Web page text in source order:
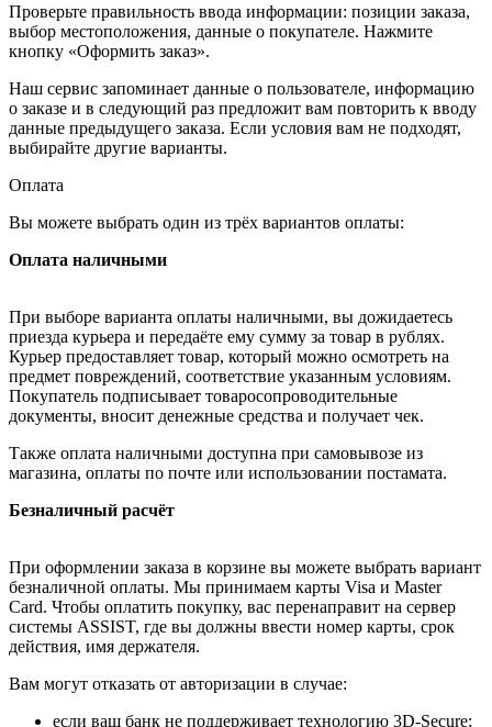
Проверьте правильность ввода информации: позиции заказа,
выбор местоположения, данные о покупателе. Нажмите
кнопку «Оформить заказ».
Наш сервис запоминает данные о пользователе, информацию
о заказе и в следующий раз предложит вам повторить к вводу
данные предыдущего заказа. Если условия вам не подходят,
выбирайте другие варианты.
Оплата
Вы можете выбрать один из трёх вариантов оплаты:
Оплата наличными
При выборе варианта оплаты наличными, вы дожидаетесь
приезда курьера и передаёте ему сумму за товар в рублях.
Курьер предоставляет товар, который можно осмотреть на
предмет повреждений, соответствие указанным условиям.
Покупатель подписывает товаросопроводительные
документы, вносит денежные средства и получает чек.
Также оплата наличными доступна при самовывозе из
магазина, оплаты по почте или использовании постамата.
Безналичный расчёт
При оформлении заказа в корзине вы можете выбрать вариант
безналичной оплаты. Мы принимаем карты Visa и Master
Card. Чтобы оплатить покупку, вас перенаправит на сервер
системы ASSIST, где вы должны ввести номер карты, срок
действия, имя держателя.
Вам могут отказать от авторизации в случае:
если ваш банк не поддерживает технологию 3D-Secure;